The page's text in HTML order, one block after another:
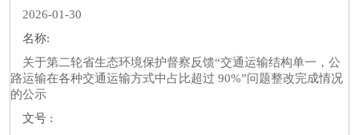
2026-01-30
名称:
关于第二轮省生态环境保护督察反馈“交通运输结构单一，公
路运输在各种交通运输方式中占比超过 90%”问题整改完成情况
的公示
文号 :